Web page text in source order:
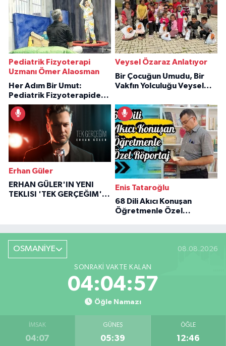
Pediatrik Fizyoterapi
Uzmanı Ömer Alaosman
Her Adım Bir Umut:
Pediatrik Fizyoterapiden
İlham Veren Hikâyeler
Veysel Özaraz Anlatıyor
Bir Çocuğun Umudu, Bir
Vakfın Yolculuğu Veysel
Erhan Güler
ERHAN GÜLER'IN YENI
TEKLISI 'TEK GERÇEĞIM'LE
Enis Tataroğlu
68 Dili Akıcı Konuşan
Öğretmenle Özel
OSMANİYE 08.08.2026
SONRAKI VAKTE KALAN
04:04:56
Öğle Namazı
İMSAK
04:07
GÜNEŞ
05:39
ÖĞLE
12:46